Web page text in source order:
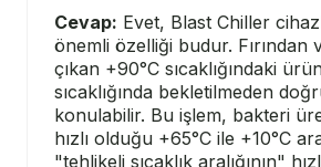
Cevap: Evet, Blast Chiller
önemli özelliği budur. Fırından
çıkan +90°C sıcaklığındaki
sıcaklığında bekletilmeden
konulabilir. Bu işlem, bakteri
hızlı olduğu +65°C ile +10°C
"tehlikeli sıcaklık aralığının"